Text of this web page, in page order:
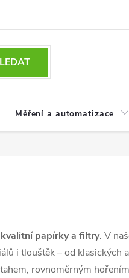
Měření a automatizace
kvalitní papírky a filtry. V
i tlouštěk – od klasických
rovnoměrným